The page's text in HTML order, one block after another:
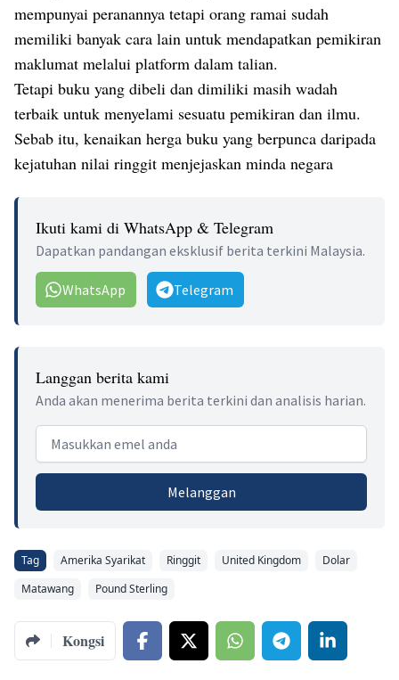
mempunyai peranannya tetapi orang ramai sudah
memiliki banyak cara lain untuk mendapatkan pemikiran
maklumat melalui platform dalam talian.
Tetapi buku yang dibeli dan dimiliki masih wadah
terbaik untuk menyelami sesuatu pemikiran dan ilmu.
Sebab itu, kenaikan herga buku yang berpunca daripada
kejatuhan nilai ringgit menjejaskan minda negara
Ikuti kami di WhatsApp & Telegram
Dapatkan pandangan eksklusif berita terkini Malaysia.
WhatsApp Telegram
Langgan berita kami
Anda akan menerima berita terkini dan analisis harian.
Email address
Melanggan
Tag Amerika Syarikat Ringgit United Kingdom
Dolar
Matawang
Pound Sterling
Kongsi